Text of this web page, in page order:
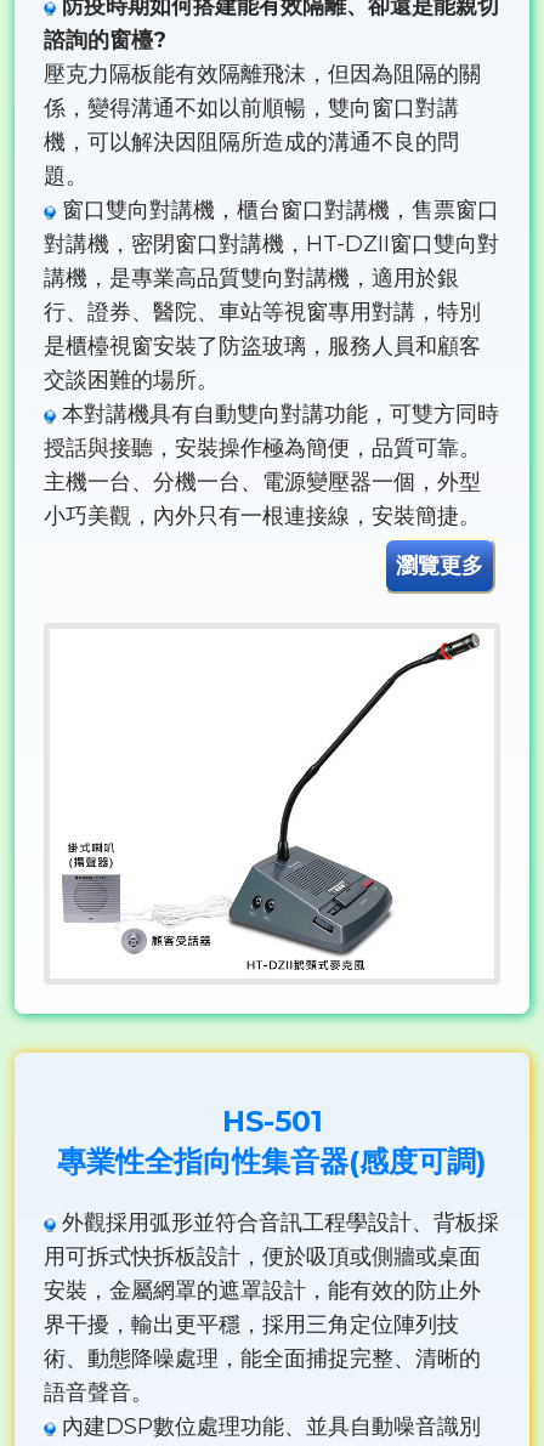
防疫時期如何搭建能有效隔離、卻還是能親切
諮詢的窗檯?
壓克力隔板能有效隔離飛沫，但因為阻隔的關
係，變得溝通不如以前順暢，雙向窗口對講
機，可以解決因阻隔所造成的溝通不良的問
題。
窗口雙向對講機，櫃台窗口對講機，售票窗口
對講機，密閉窗口對講機，HT-DZII窗口雙向對
講機，是專業高品質雙向對講機，適用於銀
行、證券、醫院、車站等視窗專用對講，特別
是櫃檯視窗安裝了防盜玻璃，服務人員和顧客
交談困難的場所。
本對講機具有自動雙向對講功能，可雙方同時
授話與接聽，安裝操作極為簡便，品質可靠。
主機一台、分機一台、電源變壓器一個，外型
小巧美觀，內外只有一根連接線，安裝簡捷。
瀏覽更多
HS-501
專業性全指向性集音器(感度可調)
外觀採用弧形並符合音訊工程學設計、背板採
用可拆式快拆板設計，便於吸頂或側牆或桌面
安裝，金屬網罩的遮罩設計，能有效的防止外
界干擾，輸出更平穩，採用三角定位陣列技
術、動態降噪處理，能全面捕捉完整、清晰的
語音聲音。
內建DSP數位處理功能、並具自動噪音識別